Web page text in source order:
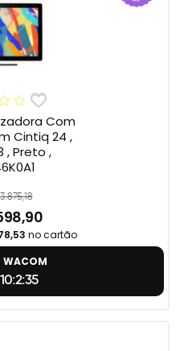
Com
Cintiq 24 ,
, Preto ,
no cartão
WACOM